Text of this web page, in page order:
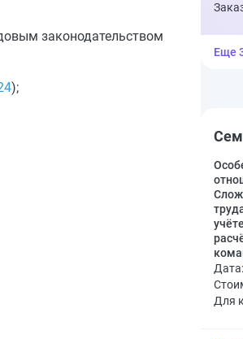
законодательством
);
Еще
Дата:
Для